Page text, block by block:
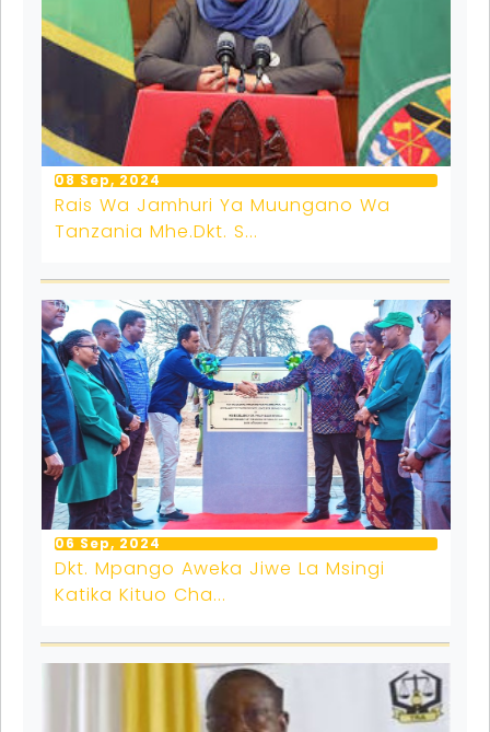
08 Sep, 2024
Rais Wa Jamhuri Ya Muungano Wa
Tanzania Mhe.Dkt. S...
06 Sep, 2024
Dkt. Mpango Aweka Jiwe La Msingi
Katika Kituo Cha...